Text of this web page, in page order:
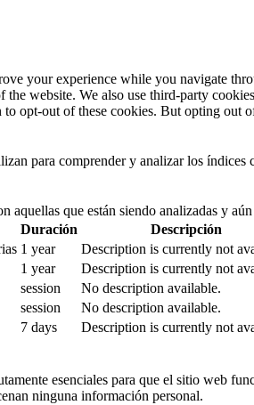
your experience while you navigate
website. We also use third-party
to opt-out of these cookies. But opting out
para comprender y analizar los
aquellas que están siendo analizadas y
Duración
Descripción
1 year
Description is currently not
1 year
Description is currently not
session
No description available.
session
No description available.
7 days
Description is currently not
esenciales para que el sitio web
ninguna información personal.